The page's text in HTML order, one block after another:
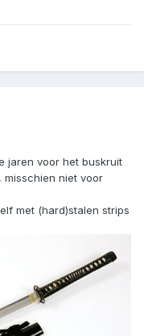
jaren voor het buskruit
misschien niet voor
met (hard)stalen strips